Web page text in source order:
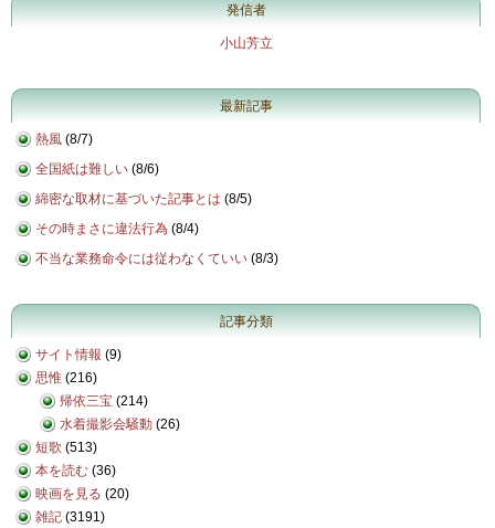
発信者
小山芳立
最新記事
熱風 (8/7)
全国紙は難しい (8/6)
綿密な取材に基づいた記事とは (8/5)
その時まさに違法行為 (8/4)
不当な業務命令には従わなくていい (8/3)
記事分類
サイト情報 (9)
思惟 (216)
帰依三宝 (214)
水着撮影会騒動 (26)
短歌 (513)
本を読む (36)
映画を見る (20)
雑記 (3191)